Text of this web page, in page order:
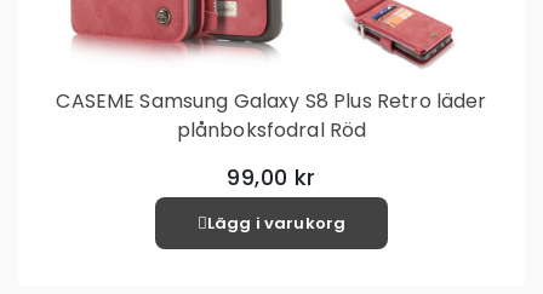
CASEME Samsung Galaxy S8 Plus Retro läder
plånboksfodral Röd
99,00 kr
Lägg i varukorg